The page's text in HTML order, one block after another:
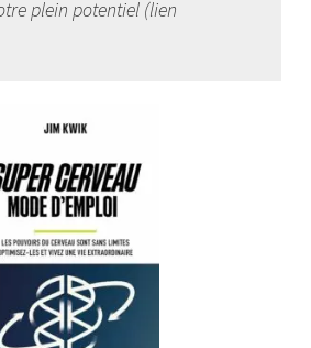
plein potentiel (lien